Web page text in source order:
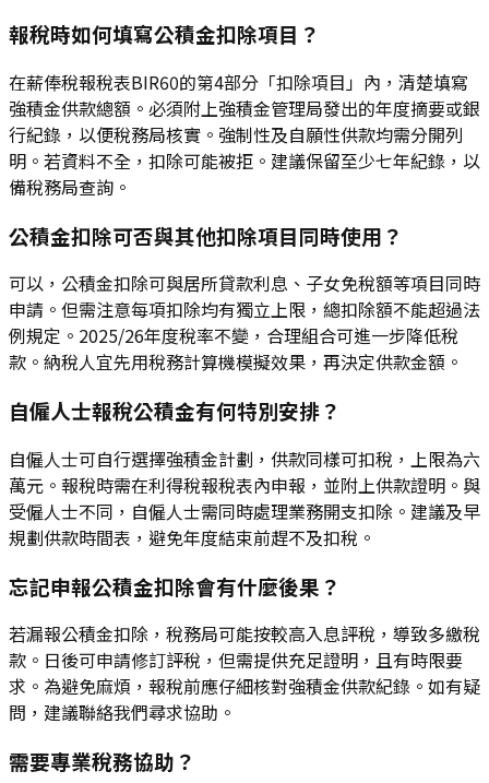
報稅時如何填寫公積金扣除項目？
在薪俸稅報稅表BIR60的第4部分「扣除項目」內，清楚填寫
強積金供款總額。必須附上強積金管理局發出的年度摘要或銀
行紀錄，以便稅務局核實。強制性及自願性供款均需分開列
明。若資料不全，扣除可能被拒。建議保留至少七年紀錄，以
備稅務局查詢。
公積金扣除可否與其他扣除項目同時使用？
可以，公積金扣除可與居所貸款利息、子女免稅額等項目同時
申請。但需注意每項扣除均有獨立上限，總扣除額不能超過法
例規定。2025/26年度稅率不變，合理組合可進一步降低稅
款。納稅人宜先用稅務計算機模擬效果，再決定供款金額。
自僱人士報稅公積金有何特別安排？
自僱人士可自行選擇強積金計劃，供款同樣可扣稅，上限為六
萬元。報稅時需在利得稅報稅表內申報，並附上供款證明。與
受僱人士不同，自僱人士需同時處理業務開支扣除。建議及早
規劃供款時間表，避免年度結束前趕不及扣稅。
忘記申報公積金扣除會有什麼後果？
若漏報公積金扣除，稅務局可能按較高入息評稅，導致多繳稅
款。日後可申請修訂評稅，但需提供充足證明，且有時限要
求。為避免麻煩，報稅前應仔細核對強積金供款紀錄。如有疑
問，建議聯絡我們尋求協助。
需要專業稅務協助？